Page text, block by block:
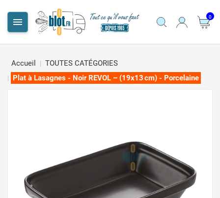
 0
Accueil
TOUTES CATÉGORIES
Plat à Lasagnes - Noir REVOL – (19x13 cm) - Porcelaine